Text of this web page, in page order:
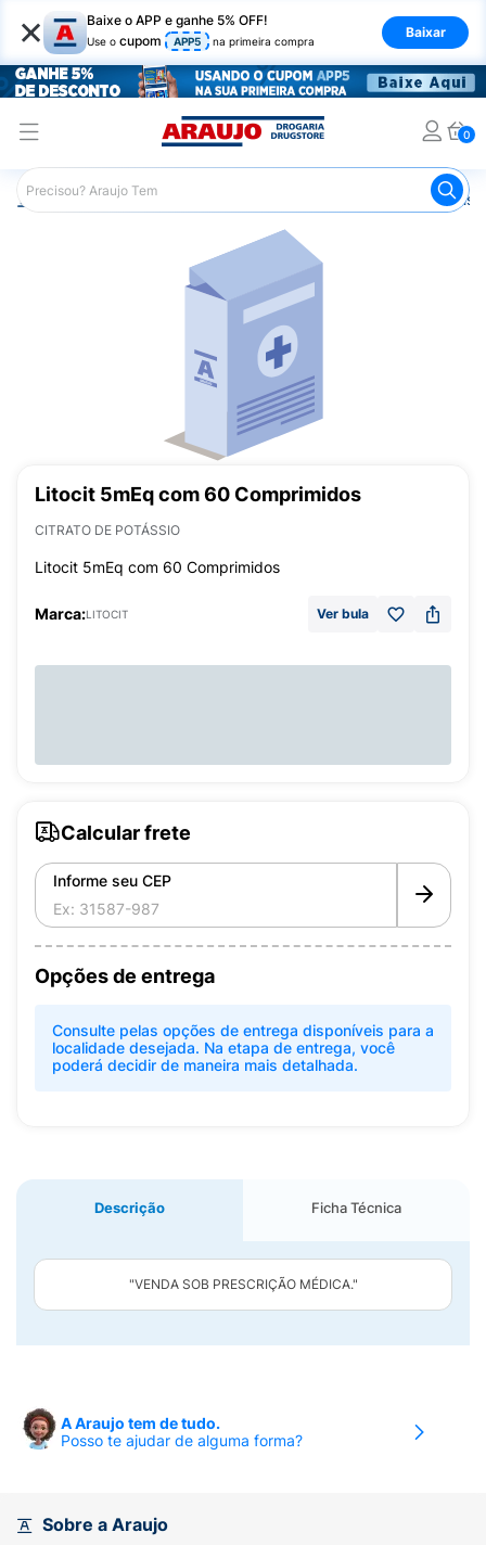
× Baixe o APP e ganhe 5% OFF!
Use o cupom APP5 na primeira compra
Baixar
0
Araujo Medicamentos Remédio para Problemas Renais
Litocit 5mEq com 60 Comprimidos
CITRATO DE POTÁSSIO
Litocit 5mEq com 60 Comprimidos
Marca:LITOCIT Ver bula
Calcular frete
Informe seu CEP
Opções de entrega
Consulte pelas opções de entrega disponíveis para a
localidade desejada. Na etapa de entrega, você
poderá decidir de maneira mais detalhada.
Descrição Ficha Técnica
"VENDA SOB PRESCRIÇÃO MÉDICA."
A Araujo tem de tudo.
Posso te ajudar de alguma forma?
Sobre a Araujo